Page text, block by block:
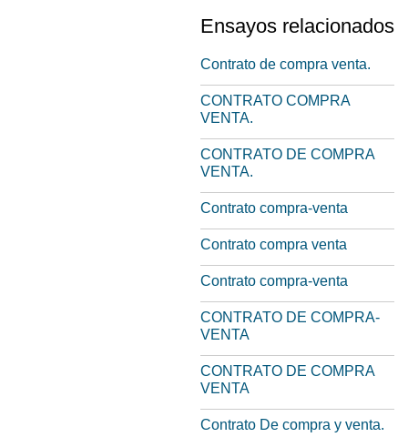
Ensayos relacionados
Contrato de compra venta.
CONTRATO COMPRA
VENTA.
CONTRATO DE COMPRA
VENTA.
Contrato compra-venta
Contrato compra venta
Contrato compra-venta
CONTRATO DE COMPRA-
VENTA
CONTRATO DE COMPRA
VENTA
Contrato De compra y venta.